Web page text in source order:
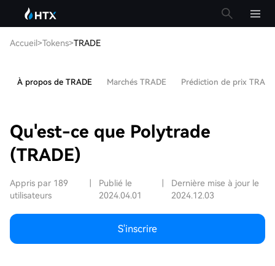
Accueil>Tokens>TRADE
À propos de TRADE Marchés TRADE Prédiction de prix TRADE
Qu'est-ce que Polytrade
(TRADE)
Appris par 189
utilisateurs
Publié le
2024.04.01
Dernière mise à jour le
2024.12.03
S'inscrire